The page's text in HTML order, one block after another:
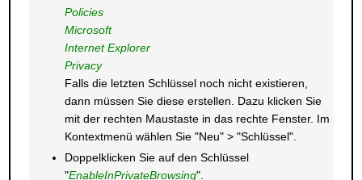
Policies
Microsoft
Internet Explorer
Privacy
Falls die letzten Schlüssel noch nicht existieren,
dann müssen Sie diese erstellen. Dazu klicken Sie
mit der rechten Maustaste in das rechte Fenster. Im
Kontextmenü wählen Sie "Neu" > "Schlüssel".
Doppelklicken Sie auf den Schlüssel
"EnableInPrivateBrowsing".